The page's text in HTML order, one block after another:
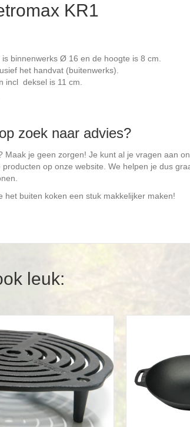
KR1
binnenwerks Ø 16 en de hoogte is 8 cm.
het handvat (buitenwerks).
incl deksel is 11 cm.
zoek naar advies?
je geen zorgen! Je kunt al je vragen aan
op onze website. We helpen je dus
het buiten koken een stuk makkelijker maken!
leuk: